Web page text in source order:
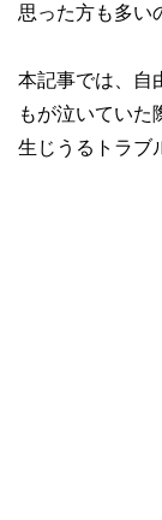
思った方も多い
本記事では、自
もが泣いていた
生じうるトラブ